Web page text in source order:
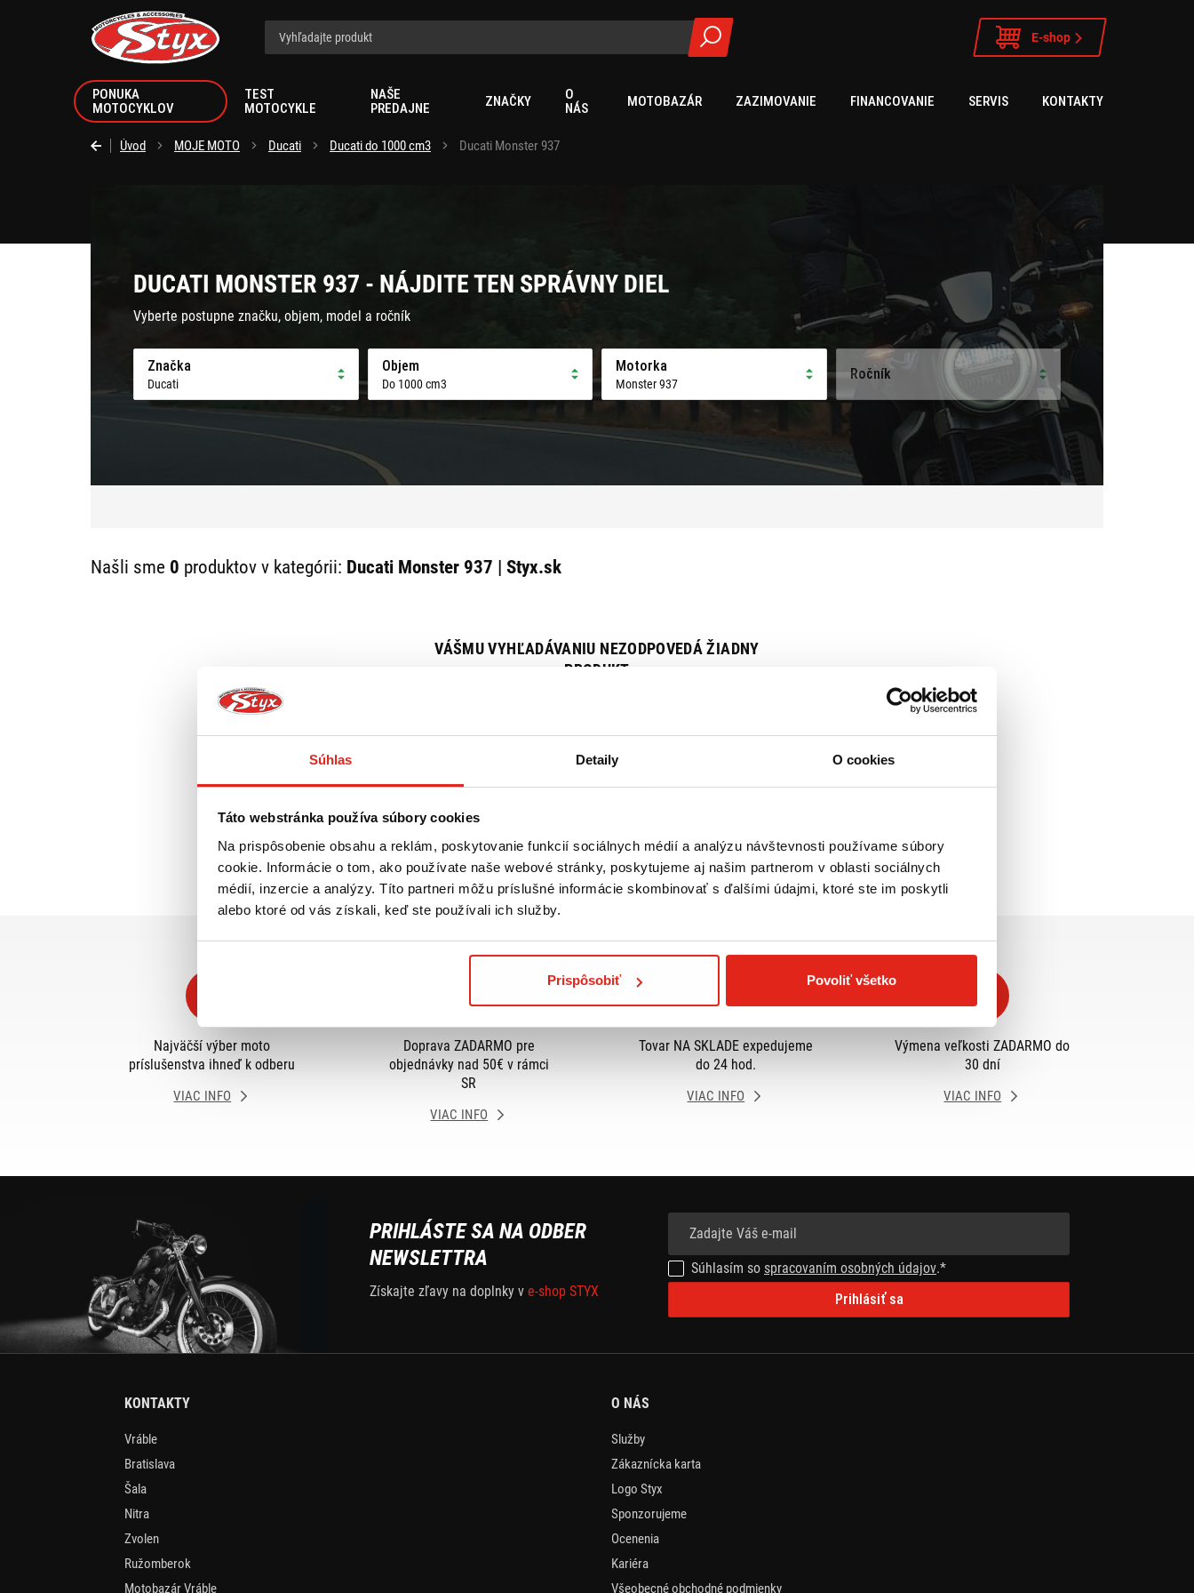
Súhlas Detaily O cookies
Táto webstránka používa súbory cookies
Na prispôsobenie obsahu a reklám, poskytovanie funkcií sociálnych médií a analýzu návštevnosti používame súbory
cookie. Informácie o tom, ako používate naše webové stránky, poskytujeme aj našim partnerom v oblasti sociálnych
médií, inzercie a analýzy. Títo partneri môžu príslušné informácie skombinovať s ďalšími údajmi, ktoré ste im poskytli
alebo ktoré od vás získali, keď ste používali ich služby.
Prispôsobiť Povoliť všetko
Styx.sk
E-shop
PONUKA
MOTOCYKLOV
TEST
MOTOCYKLE
NAŠE
PREDAJNE
ZNAČKY
O
NÁS
MOTOBAZÁR ZAZIMOVANIE FINANCOVANIE SERVIS KONTAKTY
Úvod MOJE MOTO Ducati Ducati do 1000 cm3 Ducati Monster 937
DUCATI MONSTER 937 - NÁJDITE TEN SPRÁVNY DIEL
Vyberte postupne značku, objem, model a ročník
Značka
Ducati
Objem
Do 1000 cm3
Motorka
Monster 937
Ročník
Našli sme 0 produktov v kategórii: Ducati Monster 937 | Styx.sk
VÁŠMU VYHĽADÁVANIU NEZODPOVEDÁ ŽIADNY
PRODUKT
Najväčší výber moto
príslušenstva ihneď k odberu
VIAC INFO
Doprava ZADARMO pre
objednávky nad 50€ v rámci
SR
VIAC INFO
Tovar NA SKLADE expedujeme
do 24 hod.
VIAC INFO
Výmena veľkosti ZADARMO do
30 dní
VIAC INFO
PRIHLÁSTE SA NA ODBER
NEWSLETTRA
Získajte zľavy na doplnky v e-shop STYX
Súhlasím so spracovaním osobných údajov.*
Prihlásiť sa
KONTAKTY
Vráble
Bratislava
Šala
Nitra
Zvolen
Ružomberok
Motobazár Vráble
O NÁS
Služby
Zákaznícka karta
Logo Styx
Sponzorujeme
Ocenenia
Kariéra
Všeobecné obchodné podmienky